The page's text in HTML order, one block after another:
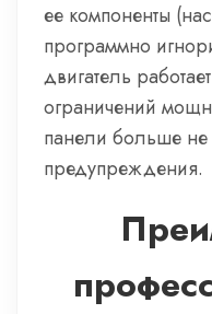
ее компоненты
программно
двигатель
ограничений
панели больше
предупреждения.